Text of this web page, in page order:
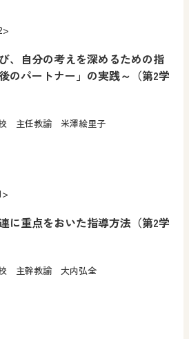
、自分の考えを深めるための指
パートナー」の実践～（第2学
校 主任教諭 米澤絵里子
に重点をおいた指導方法（第2学
校 主幹教諭 大内弘全